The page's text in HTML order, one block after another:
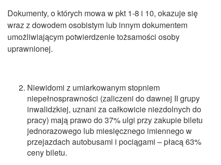
Dokumenty, o których mowa w pkt 1-8 i 10, okazuje się
wraz z dowodem osobistym lub innym dokumentem
umożliwiającym potwierdzenie tożsamości osoby
uprawnionej.
Niewidomi z umiarkowanym stopniem
niepełnosprawności (zaliczeni do dawnej II grupy
inwalidzkiej, uznani za całkowicie niezdolnych do
pracy) mają prawo do 37% ulgi przy zakupie biletu
jednorazowego lub miesięcznego imiennego w
przejazdach autobusami i pociągami – płacą 63%
ceny biletu.